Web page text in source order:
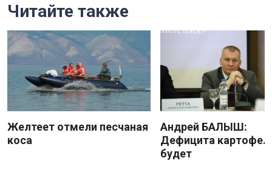
Читайте также
Желтеет отмели песчаная
коса
Андрей БАЛЫШ:
Дефицита
будет